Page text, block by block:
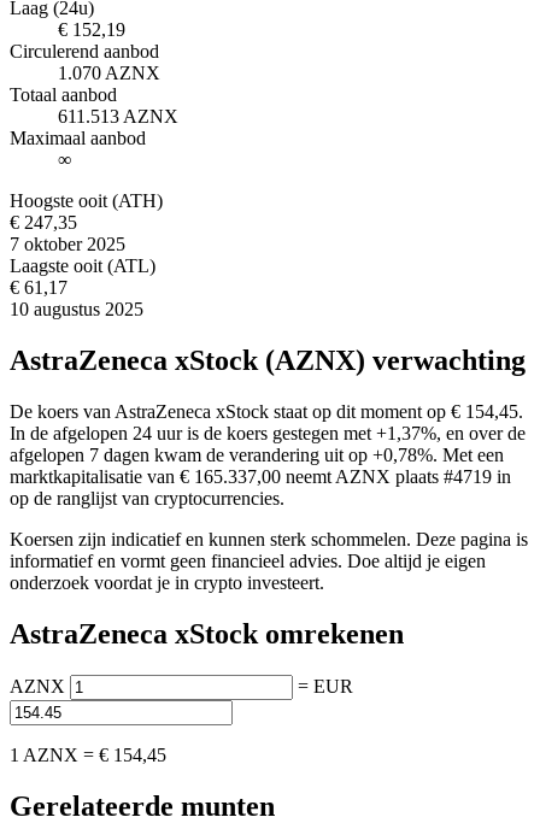
Laag (24u)
€ 152,19
Circulerend aanbod
1.070 AZNX
Totaal aanbod
611.513 AZNX
Maximaal aanbod
∞
Hoogste ooit (ATH)
€ 247,35
7 oktober 2025
Laagste ooit (ATL)
€ 61,17
10 augustus 2025
AstraZeneca xStock (AZNX) verwachting
De koers van AstraZeneca xStock staat op dit moment op € 154,45.
In de afgelopen 24 uur is de koers gestegen met +1,37%, en over de
afgelopen 7 dagen kwam de verandering uit op +0,78%. Met een
marktkapitalisatie van € 165.337,00 neemt AZNX plaats #4719 in
op de ranglijst van cryptocurrencies.
Koersen zijn indicatief en kunnen sterk schommelen. Deze pagina is
informatief en vormt geen financieel advies. Doe altijd je eigen
onderzoek voordat je in crypto investeert.
AstraZeneca xStock omrekenen
AZNX = EUR
1 AZNX = € 154,45
Gerelateerde munten